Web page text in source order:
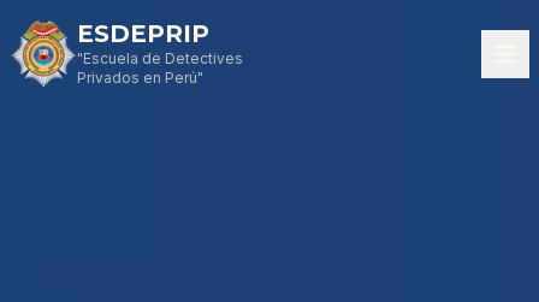
ESDEPRIP
"Escuela de Detectives
Privados en Perú"